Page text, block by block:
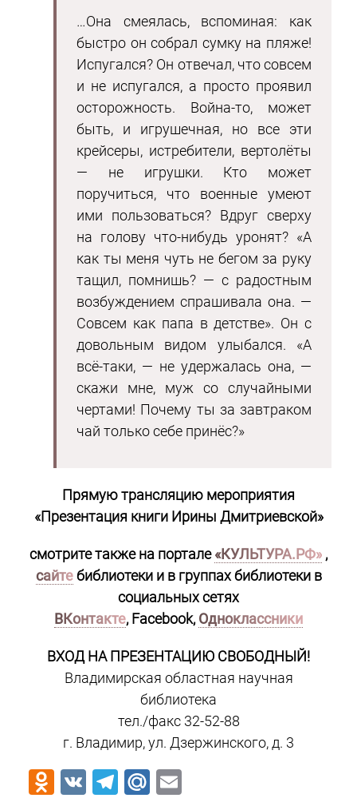
…Она смеялась, вспоминая: как
быстро он собрал сумку на пляже!
Испугался? Он отвечал, что совсем
и не испугался, а просто проявил
осторожность. Война-то, может
быть, и игрушечная, но все эти
крейсеры, истребители, вертолёты
— не игрушки. Кто может
поручиться, что военные умеют
ими пользоваться? Вдруг сверху
на голову что-нибудь уронят? «А
как ты меня чуть не бегом за руку
тащил, помнишь? — с радостным
возбуждением спрашивала она. —
Совсем как папа в детстве». Он с
довольным видом улыбался. «А
всё-таки, — не удержалась она, —
скажи мне, муж со случайными
чертами! Почему ты за завтраком
чай только себе принёс?»
Прямую трансляцию мероприятия
«Презентация книги Ирины Дмитриевской»
смотрите также на портале«КУЛЬТУРА.РФ» ,
сайтебиблиотеки и в группах библиотеки в
социальных сетях
ВКонтакте, Facebook,Одноклассники
ВХОД НА ПРЕЗЕНТАЦИЮ СВОБОДНЫЙ!
Владимирская областная научная
библиотека
тел./факс 32-52-88
г. Владимир, ул. Дзержинского, д. 3
Odnoklassniki
VK Telegram
Mail.Ru